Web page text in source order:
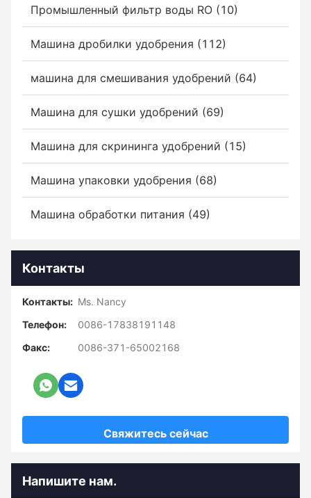
Промышленный фильтр воды RO (10)
Машина дробилки удобрения (112)
машина для смешивания удобрений (64)
Машина для сушки удобрений (69)
Машина для скрининга удобрений (15)
Машина упаковки удобрения (68)
Машина обработки питания (49)
Контакты
Контакты: Ms. Nancy
Телефон:
0086-17838191148
Факс:
0086-371-65002168
Свяжитесь сейчас
Напишите нам.